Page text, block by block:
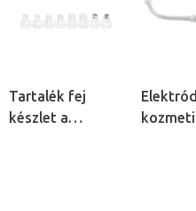
Tartalék fej
készlet a